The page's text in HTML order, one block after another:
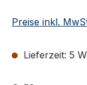
Preise inkl.
Lieferzeit: 5